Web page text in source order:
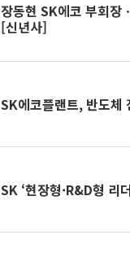
장동현 SK에코 부회장
[신년사]
SK에코플랜트, 반도체
SK ‘현장형·R&D형 리